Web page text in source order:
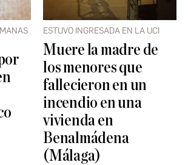
ESTUVO INGRESADA EN LA UCI
Muere la madre de
los menores que
fallecieron en un
incendio en una
vivienda en
Benalmádena
(Málaga)